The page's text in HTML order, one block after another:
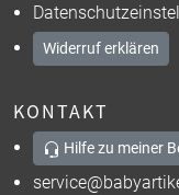
Widerruf erklären
KONTAKT
Hilfe zu meiner